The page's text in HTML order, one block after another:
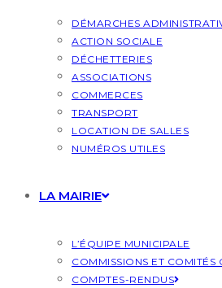
DÉMARCHES
ACTION SOCIALE
DÉCHETTERIES
ASSOCIATIONS
COMMERCES
TRANSPORT
LOCATION DE SALLES
NUMÉROS UTILES
LA MAIRIE
L’ÉQUIPE MUNICIPALE
COMMISSIONS ET COMITÉS
COMPTES-RENDUS